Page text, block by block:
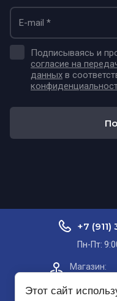
Подписываясь и
согласие на
данных в
+7
Пн-Пт:
Магазин:​
этаж
Этот сайт